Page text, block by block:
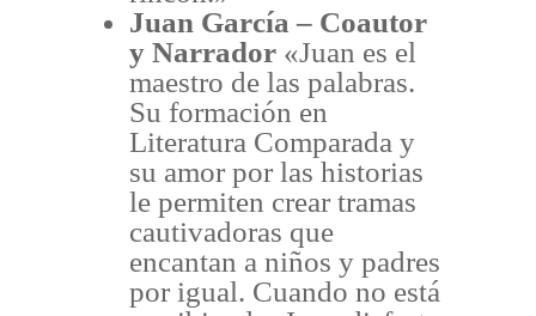
Juan García – Coautor
y Narrador«Juan es el
maestro de las palabras.
Su formación en
Literatura Comparada y
su amor por las historias
le permiten crear tramas
cautivadoras que
encantan a niños y padres
por igual. Cuando no está